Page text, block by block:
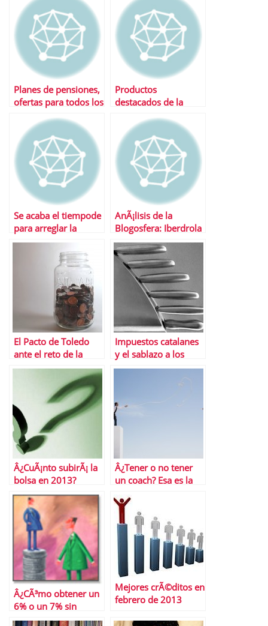
Planes de pensiones,
ofertas para todos los
Productos
destacados de la
Se acaba el tiempode
para arreglar la
declaraciÃ³n de la
AnÃ¡lisis de la
Blogosfera: Iberdrola
y Gas Natural
El Pacto de Toledo
ante el reto de la
reforma del Sistema
Pensiones
Impuestos catalanes
y el sablazo a los
Presupuestos
Â¿CuÃ¡nto subirÃ¡ la
bolsa en 2013?
Â¿Tener o no tener
un coach? Esa es la
Â¿CÃ³mo obtener un
6% o un 7% sin
riesgo?
Mejores crÃ©ditos en
febrero de 2013